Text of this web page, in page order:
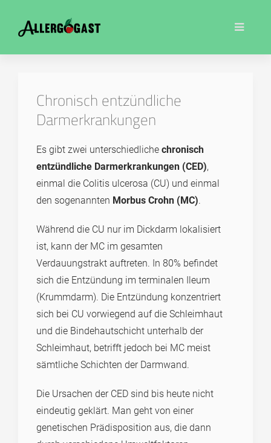
Chronisch entzündliche
Darmerkrankungen
Es gibt zwei unterschiedliche chronisch
entzündliche Darmerkrankungen (CED),
einmal die Colitis ulcerosa (CU) und einmal
den sogenannten Morbus Crohn (MC).
Während die CU nur im Dickdarm lokalisiert
ist, kann der MC im gesamten
Verdauungstrakt auftreten. In 80% befindet
sich die Entzündung im terminalen Ileum
(Krummdarm). Die Entzündung konzentriert
sich bei CU vorwiegend auf die Schleimhaut
und die Bindehautschicht unterhalb der
Schleimhaut, betrifft jedoch bei MC meist
sämtliche Schichten der Darmwand.
Die Ursachen der CED sind bis heute nicht
eindeutig geklärt. Man geht von einer
genetischen Prädisposition aus, die dann